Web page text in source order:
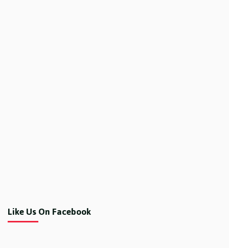
Like Us On Facebook